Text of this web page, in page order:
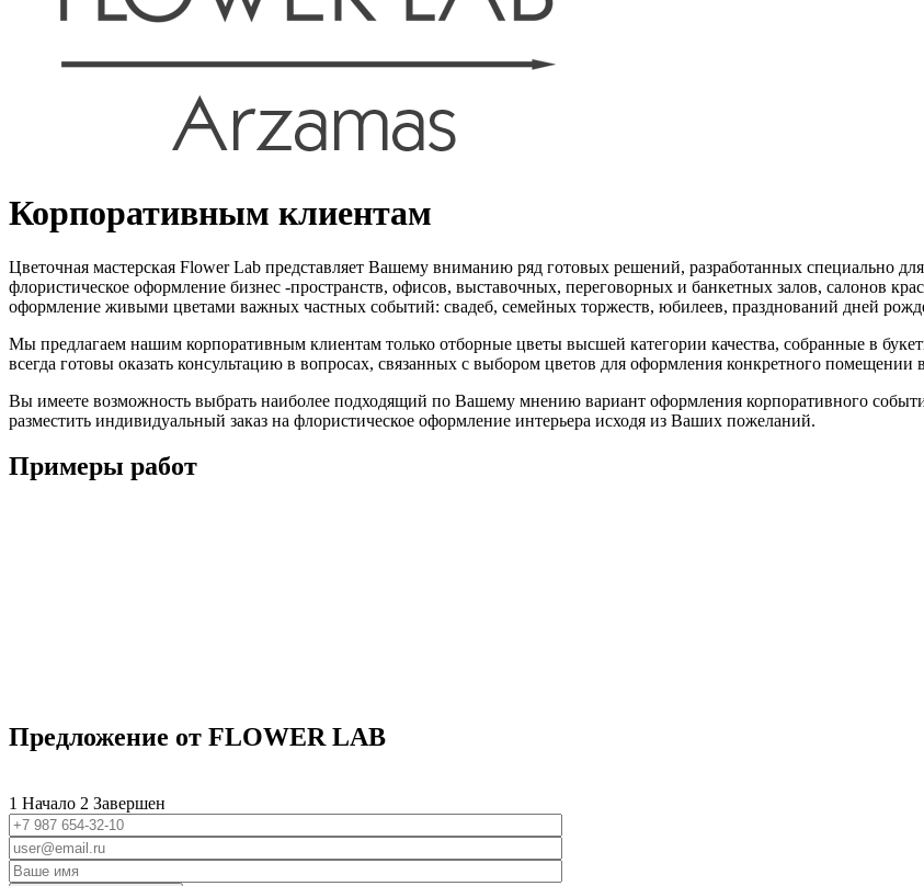
Корпоративным клиентам
Цветочная мастерская Flower Lab представляет Вашему вниманию ряд готовых решений, разработанных специально
флористическое оформление бизнес -пространств, офисов, выставочных, переговорных и банкетных залов, салонов
оформление живыми цветами важных частных событий: свадеб, семейных торжеств, юбилеев, празднований дней
Мы предлагаем нашим корпоративным клиентам только отборные цветы высшей категории качества, собранные в
всегда готовы оказать консультацию в вопросах, связанных с выбором цветов для оформления конкретного
Вы имеете возможность выбрать наиболее подходящий по Вашему мнению вариант оформления корпоративного
разместить индивидуальный заказ на флористическое оформление интерьера исходя из Ваших пожеланий.
Примеры работ
Предложение от FLOWER LAB
1 Начало 2 Завершен
Телефон*
Email
Контактное лицо